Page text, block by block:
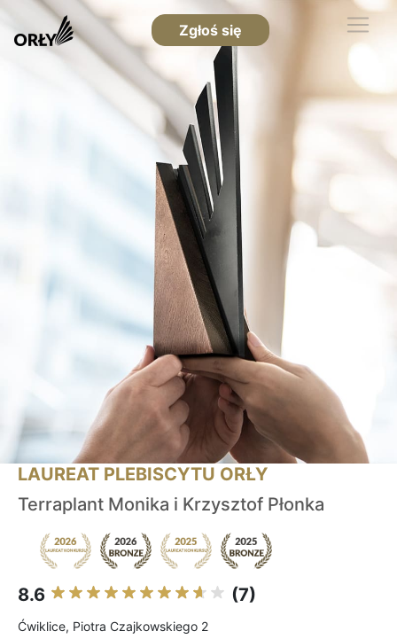
Zgłoś się
LAUREAT PLEBISCYTU ORŁY
Terraplant Monika i Krzysztof Płonka
8.6 (7)
Ćwiklice, Piotra Czajkowskiego 2